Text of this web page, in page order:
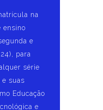
na
ensino
e
para
série
e suas
Educação
e